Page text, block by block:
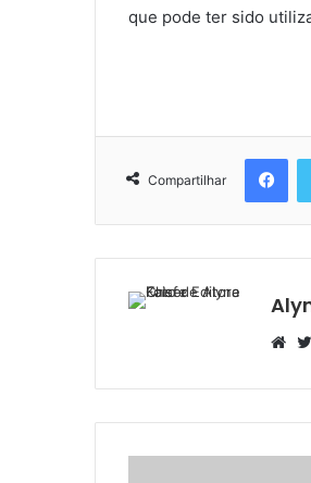
que pode ter sido
Compartilhar